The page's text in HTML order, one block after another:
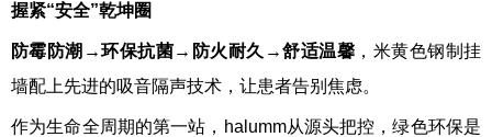
握紧“安全”乾坤圈
防霉防潮→环保抗菌→防火耐久→舒适温馨 ，米黄色钢制挂
墙配上先进的吸音隔声技术，让患者告别焦虑。
作为生命全周期的第一站，halumm从源头把控，绿色环保是